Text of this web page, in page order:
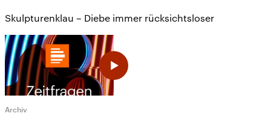
Skulpturenklau – Diebe immer rücksichtsloser
Archiv